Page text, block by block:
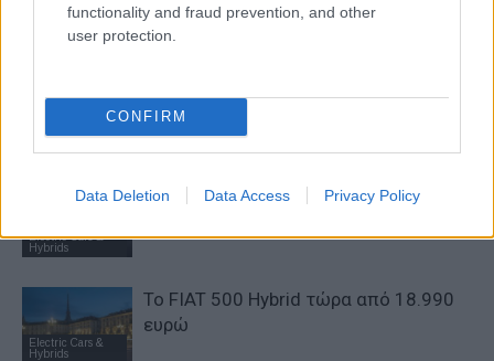
functionality and fraud prevention, and other
user protection.
CONFIRM
Data Deletion Data Access Privacy Policy
ΠΕΡΙΣΣΟΤΕΡΑ ΑΠΟ ΤΟΝ ΔΗΜΙΟΥΡΓΟ
Electric Cars &
Hybrids
Νέο Audi A2 e-tron με στόχο την
Electric Cars &
Hybrids
Το FIAT 500 Hybrid τώρα από 18.990
ευρώ